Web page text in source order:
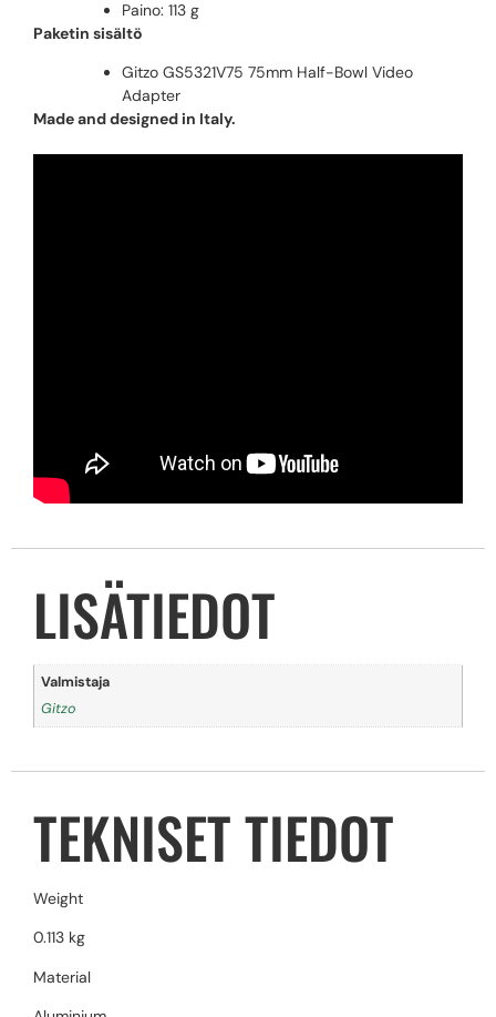
Paino: 113 g
Paketin sisältö
Gitzo GS5321V75 75mm Half-Bowl Video
Adapter
Made and designed in Italy.
LISÄTIEDOT
Valmistaja
Gitzo
TEKNISET TIEDOT
Weight
0.113 kg
Material